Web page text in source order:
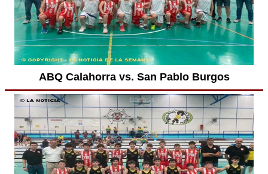
ABQ Calahorra vs. San Pablo Burgos